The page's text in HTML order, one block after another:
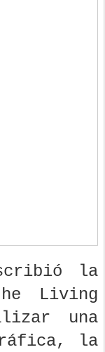
la
Living
una
la